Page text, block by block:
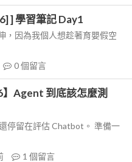
] 學習筆記 Day1
，因為我個人想趁著育嬰假空
0個留言
Agent 到底該怎麼測
停留在評估 Chatbot。 準備一
1 個留言